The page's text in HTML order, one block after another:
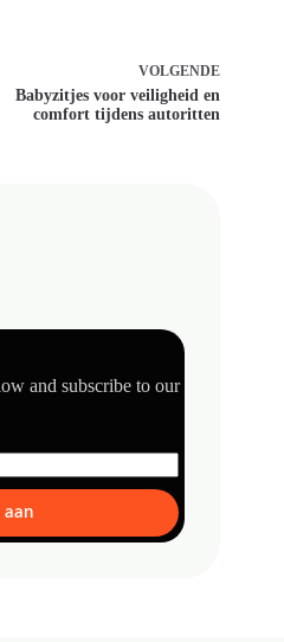
VOLGENDE
Babyzitjes voor veiligheid en
comfort tijdens autoritten
and subscribe to our
aan